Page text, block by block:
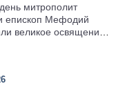
митрополит
епископ Мефодий
великое освящение